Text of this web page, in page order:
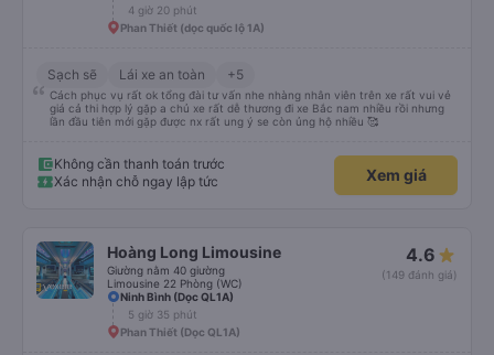
4 giờ 20 phút
Phan Thiết (dọc quốc lộ 1A)
Sạch sẽ Lái xe an toàn +5
Cách phục vụ rất ok tổng đài tư vấn nhe nhàng nhân viên trên xe rất vui vẻ
giá cả thi hợp lý gặp a chủ xe rất dễ thương đi xe Bắc nam nhiều rồi nhưng
lần đầu tiên mới gặp được nx rất ung ý se còn ủng hộ nhiều 🥰
Không cần thanh toán trước
Xác nhận chỗ ngay lập tức
Xem giá
Hoàng Long Limousine
Giường nằm 40 giường
Limousine 22 Phòng (WC)
4.6
(149 đánh giá)
Ninh Bình (Dọc QL1A)
5 giờ 35 phút
Phan Thiết (Dọc QL1A)